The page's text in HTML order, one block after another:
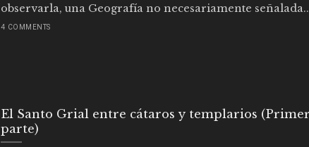
observarla, una Geografía no necesariamente
4 COMMENTS
El Santo Grial entre cátaros y templarios
parte)